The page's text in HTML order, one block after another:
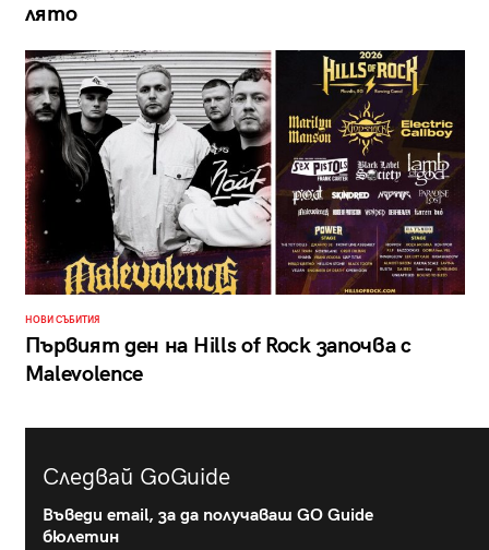
лято
НОВИ СЪБИТИЯ
Първият ден на Hills of Rock започва с
Malevolence
Следвай GoGuide
Въведи email, за да получаваш GO Guide
бюлетин